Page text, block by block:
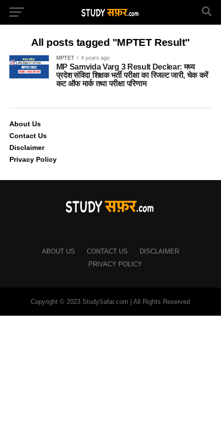
All posts tagged "MPTET Result"
MPTET 4 years ago
MP Samvida Varg 3 Result Declear: मध्य
प्रदेश संविदा शिक्षक भर्ती परीक्षा का रिजल्ट जारी, चेक करें
कट ऑफ मार्क तथा परीक्षा परिणाम
About Us
Contact Us
Disclaimer
Privacy Policy
ABOUT US CONTACT US
DISCLAIMER
PRIVACY POLICY
Copyright © 2023 StudySafar.com | All Rights Reserved